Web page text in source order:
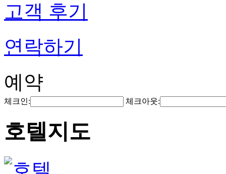
고객 후기
연락하기
예약
체크인: 체크아웃:
호텔지도